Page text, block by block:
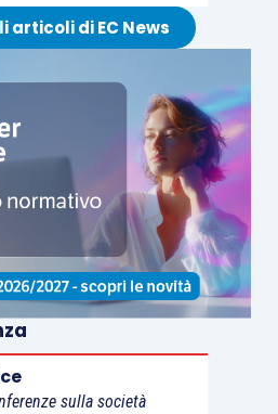
articoli di EC News
sulla società